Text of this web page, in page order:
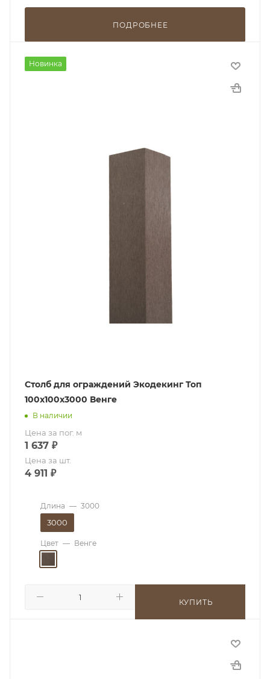
ПОДРОБНЕЕ
Новинка
Столб для ограждений Экодекинг Топ
100x100х3000 Венге
В наличии
Цена за пог. м
1 637 ₽
Цена за шт.
4 911 ₽
Длина — 3000
3000
Цвет — Венге
КУПИТЬ